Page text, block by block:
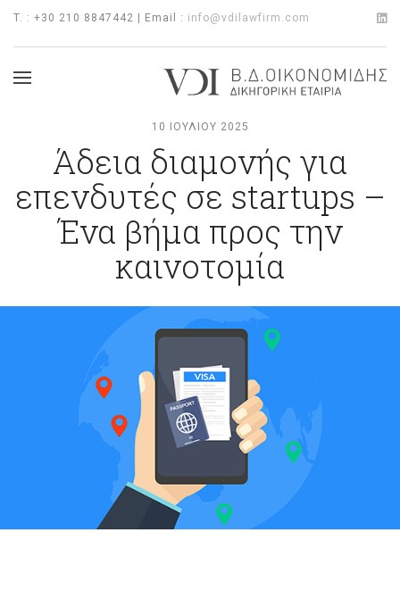
T. : +30 210 8847442 | Email : info@vdilawfirm.com
10 ΙΟΥΛΊΟΥ 2025
Άδεια διαμονής για
επενδυτές σε startups –
Ένα βήμα προς την
καινοτομία